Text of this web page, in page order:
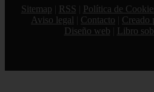
Sitemap
RSS Política de
Aviso legal
Contacto
Creado
Diseño web
Libro